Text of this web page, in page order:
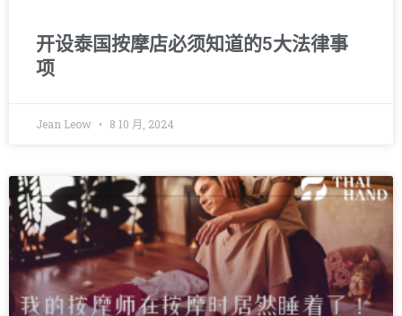
开设泰国按摩店必须知道的5大法律事
项
Jean Leow 8 10 月, 2024